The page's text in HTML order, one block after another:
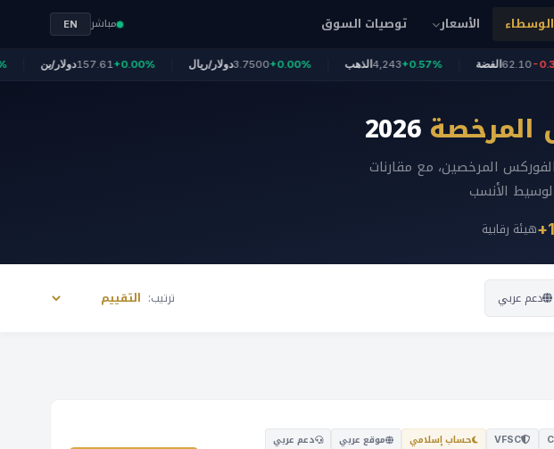
الوسطاء الأسعار توصيات السوق مباشر EN
دولار/ين 157.61+0.00% دولار/ريال3.7500+0.00% الذهب 4,243+0.57% الفضة 62.10-0.30%
المرخصة 2026
المرخصين، مع مقارنات
الأنسب
هيئة رقابية
دعم عربي ترتيب:
VFSC حساب إسلامي موقع عربي
دعم عربي